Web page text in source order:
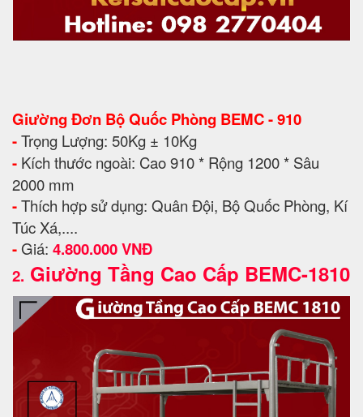
Giường Đơn Bộ Quốc Phòng BEMC - 910
-Trọng Lượng: 50Kg ± 10Kg
- Kích thước ngoài: Cao 910 * Rộng 1200 * Sâu
2000 mm
-Thích hợp sử dụng: Quân Đội, Bộ Quốc Phòng, Kí
Túc Xá,....
- Giá: 4.800.000 VNĐ
2. Giường Tầng Cao Cấp BEMC-1810